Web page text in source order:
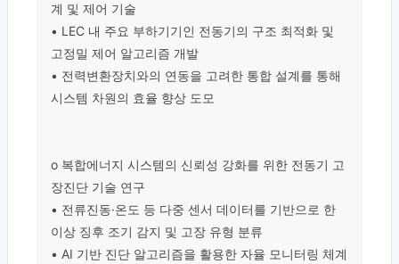
계 및 제어 기술
• LEC 내 주요 부하기기인 전동기의 구조 최적화 및
고정밀 제어 알고리즘 개발
• 전력변환장치와의 연동을 고려한 통합 설계를 통해
시스템 차원의 효율 향상 도모
o 복합에너지 시스템의 신뢰성 강화를 위한 전동기 고
장진단 기술 연구
• 전류진동·온도 등 다중 센서 데이터를 기반으로 한
이상 징후 조기 감지 및 고장 유형 분류
• AI 기반 진단 알고리즘을 활용한 자율 모니터링 체계